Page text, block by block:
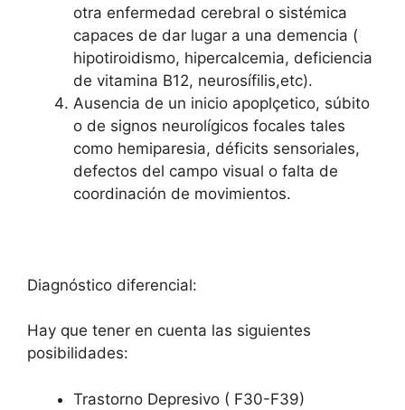
otra enfermedad cerebral o sistémica
capaces de dar lugar a una demencia (
hipotiroidismo, hipercalcemia, deficiencia
de vitamina B12, neurosífilis,etc).
Ausencia de un inicio apoplçetico, súbito
o de signos neurolígicos focales tales
como hemiparesia, déficits sensoriales,
defectos del campo visual o falta de
coordinación de movimientos.
Diagnóstico diferencial:
Hay que tener en cuenta las siguientes
posibilidades:
Trastorno Depresivo ( F30-F39)